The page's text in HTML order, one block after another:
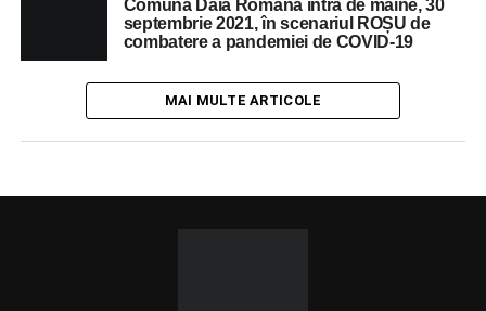
Comuna Daia Română intră de mâine, 30
septembrie 2021, în scenariul ROȘU de
combatere a pandemiei de COVID-19
MAI MULTE ARTICOLE